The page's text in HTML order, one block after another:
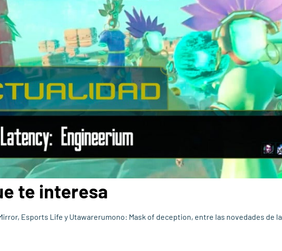
te interesa
Esports Life y Utawarerumono: Mask of deception, entre las novedades de la